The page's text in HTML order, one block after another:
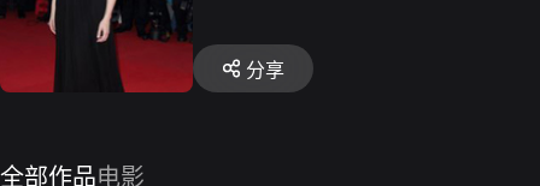
分享
全部作品电影